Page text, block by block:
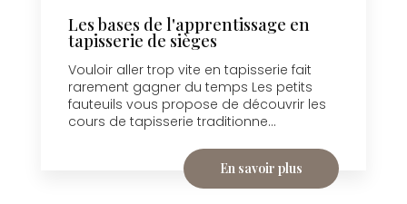
Les bases de l'apprentissage en
tapisserie de sièges
Vouloir aller trop vite en tapisserie fait
rarement gagner du temps Les petits
fauteuils vous propose de découvrir les
cours de tapisserie traditionne...
En savoir plus